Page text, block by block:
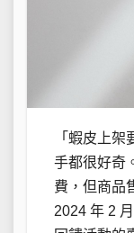
「蝦皮上
手都很好奇
費，但商品
2024 年 2